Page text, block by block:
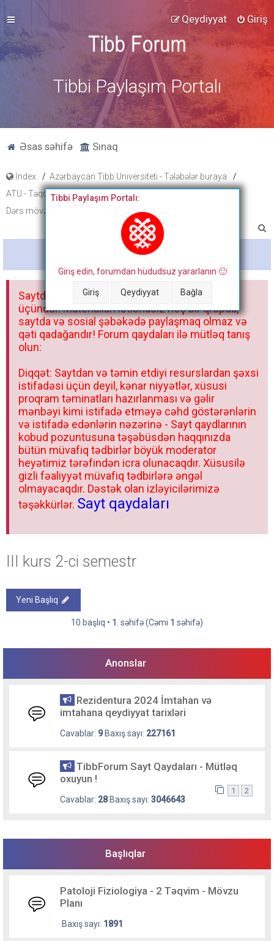
Giriş
Qeydiyyat
Tibbi Paylaşım Portalı
Əsas səhifə Sınaq
İndex
Azərbaycan Tibb Universiteti - Tələbələr buraya
ATU - Təqdimat, xəbərlər, cədvəl və proqramlar
Dərs mövzu planları
III kurs 2-ci semestr
a
Bitdi
Tibbi Paylaşım Portalı:
Giriş edin, forumdan hüdudsuz yararlanın 🙂
Giriş Qeydiyyat Bağla
Saytdakı materiallar yalnız fərdi istifadəniz
üçündür. Materialları istisnasız heç bir qrupda,
saytda və sosial şəbəkədə paylaşmaq olmaz və
qəti qadağandır! Forum qaydaları ilə mütləq tanış
olun:
Diqqət: Saytdan və təmin etdiyi resurslardan şəxsi
istifadəsi üçün deyil, kənar niyyətlər, xüsusi
proqram təminatları hazırlanması və gəlir
mənbəyi kimi istifadə etməyə cəhd göstərənlərin
və istifadə edənlərin nəzərinə - Sayt qaydlarının
kobud pozuntusuna təşəbüsdən haqqınızda
bütün müvafiq tədbirlər böyük moderator
heyətimiz tərəfindən icra olunacaqdır. Xüsusilə
gizli fəaliyyət müvafiq tədbirlərə əngəl
olmayacaqdır. Dəstək olan izləyicilərimizə
təşəkkürlər. Sayt qaydaları
III kurs 2-ci semestr
Yeni Başlıq
10 başlıq • 1 . səhifə (Cəmi 1 səhifə)
Anonslar
Rezidentura 2024 İmtahan və
imtahana qeydiyyat tarixləri
Cavablar: 9Baxış sayı: 227161
TibbForum Sayt Qaydaları - Mütləq
oxuyun !
Cavablar: 28Baxış sayı: 3046643
1 2
Başlıqlar
Patoloji Fiziologiya - 2 Təqvim - Mövzu
Planı
Baxış sayı: 1891